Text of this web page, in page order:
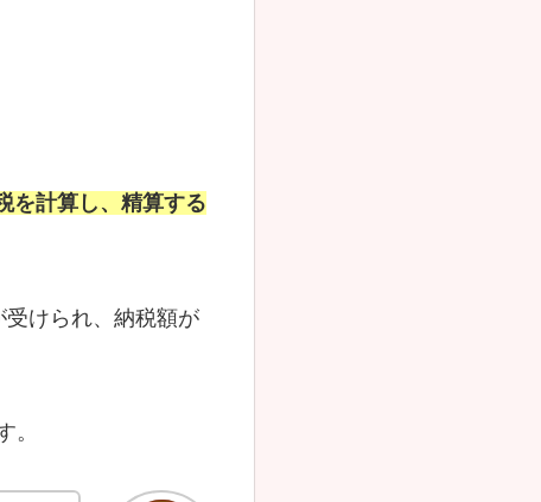
を計算し、精算する
けられ、納税額が
。